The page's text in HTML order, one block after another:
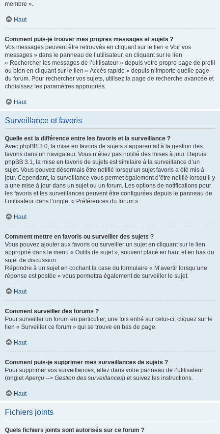
membre ».
Haut
Comment puis-je trouver mes propres messages et sujets ?
Vos messages peuvent être retrouvés en cliquant sur le lien « Voir vos
messages » dans le panneau de l’utilisateur, en cliquant sur le lien
« Rechercher les messages de l’utilisateur » depuis votre propre page de profil
ou bien en cliquant sur le lien « Accès rapide » depuis n’importe quelle page
du forum. Pour rechercher vos sujets, utilisez la page de recherche avancée et
choisissez les paramètres appropriés.
Haut
Surveillance et favoris
Quelle est la différence entre les favoris et la surveillance ?
Avec phpBB 3.0, la mise en favoris de sujets s’apparentait à la gestion des
favoris dans un navigateur. Vous n’étiez pas notifié des mises à jour. Depuis
phpBB 3.1, la mise en favoris de sujets est similaire à la surveillance d’un
sujet. Vous pouvez désormais être notifié lorsqu’un sujet favoris a été mis à
jour. Cependant, la surveillance vous permet également d’être notifié lorsqu’il y
a une mise à jour dans un sujet ou un forum. Les options de notifications pour
les favoris et les surveillances peuvent être configurées depuis le panneau de
l’utilisateur dans l’onglet « Préférences du forum ».
Haut
Comment mettre en favoris ou surveiller des sujets ?
Vous pouvez ajouter aux favoris ou surveiller un sujet en cliquant sur le lien
approprié dans le menu « Outils de sujet », souvent placé en haut et en bas du
sujet de discussion.
Répondre à un sujet en cochant la case du formulaire « M’avertir lorsqu’une
réponse est postée » vous permettra également de surveiller le sujet.
Haut
Comment surveiller des forums ?
Pour surveiller un forum en particulier, une fois entré sur celui-ci, cliquez sur le
lien « Surveiller ce forum » qui se trouve en bas de page.
Haut
Comment puis-je supprimer mes surveillances de sujets ?
Pour supprimer vos surveillances, allez dans votre panneau de l’utilisateur
(ongletAperçu --> Gestion des surveillances) et suivez les instructions.
Haut
Fichiers joints
Quels fichiers joints sont autorisés sur ce forum ?